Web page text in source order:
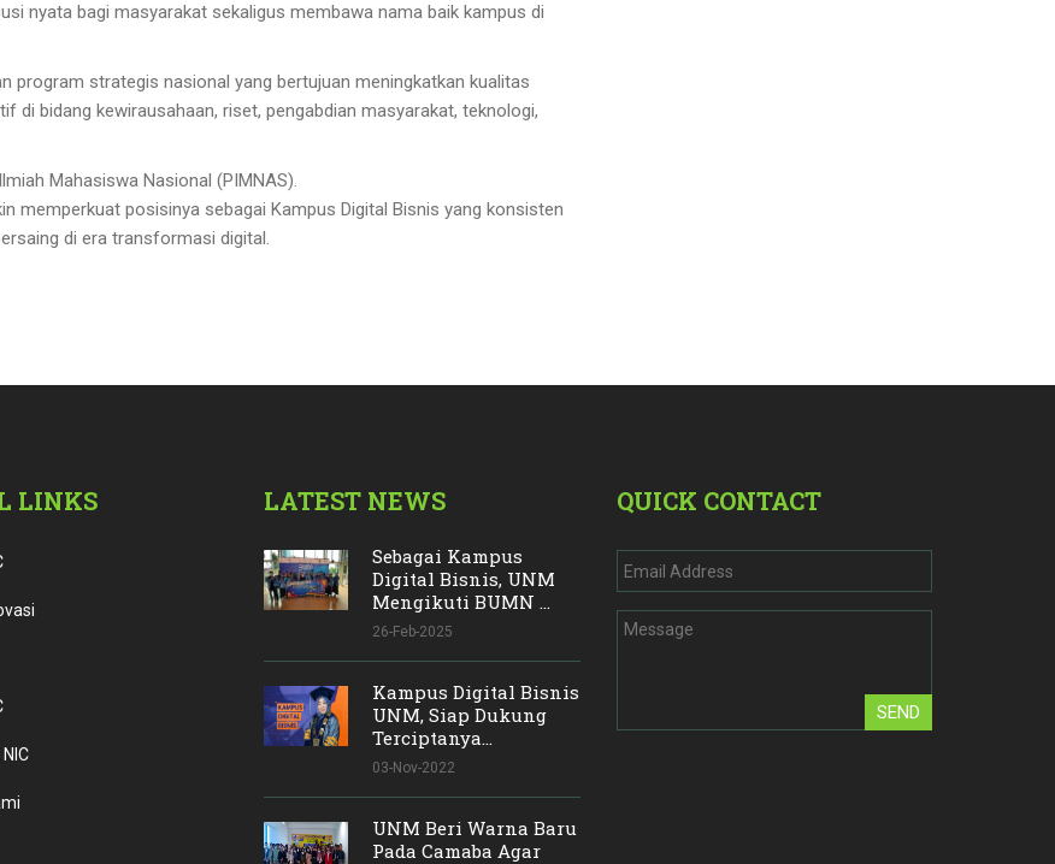
nyata bagi masyarakat sekaligus membawa nama baik kampus di
program strategis nasional yang bertujuan meningkatkan kualitas
di bidang kewirausahaan, riset, pengabdian masyarakat, teknologi,
Mahasiswa Nasional (PIMNAS).
memperkuat posisinya sebagai Kampus Digital Bisnis yang konsisten
di era transformasi digital.
LINKS LATEST NEWS
Sebagai Kampus
Digital Bisnis, UNM
Mengikuti BUMN ...
26-Feb-2025
Kampus Digital Bisnis
UNM, Siap Dukung
Terciptanya...
03-Nov-2022
UNM Beri Warna Baru
Pada Camaba Agar
QUICK CONTACT
SEND